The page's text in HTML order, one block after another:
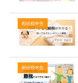
相続税申告
相続税申告